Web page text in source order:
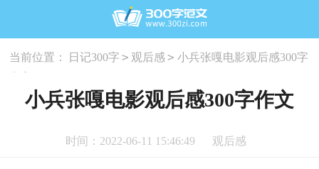
当前位置： 日记300字 > 观后感 > 小兵张嘎电影观后感300字
小兵张嘎电影观后感300字作文
时间：2022-06-11 15:46:49 观后感